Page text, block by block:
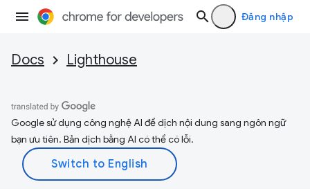
Đăng nhập
Docs Lighthouse
Google sử dụng công nghệ AI để dịch nội dung sang ngôn ngữ
bạn ưu tiên. Bản dịch bằng AI có thể có lỗi.